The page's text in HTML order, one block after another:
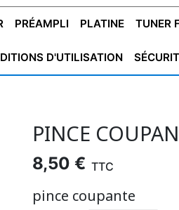
PRÉAMPLI PLATINE TUNER
D'UTILISATION
PINCE
8,50 € TTC
pince coupante